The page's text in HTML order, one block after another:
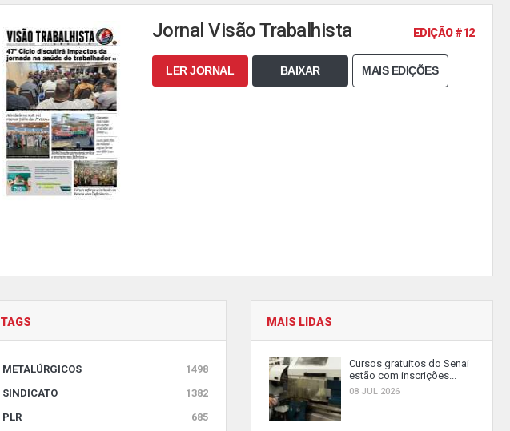
Jornal Visão Trabalhista EDIÇÃO #12
LER JORNAL BAIXAR MAIS EDIÇÕES
TAGS
METALÚRGICOS
1498
SINDICATO
1382
PLR
685
MAIS LIDAS
Cursos gratuitos do Senai
estão com inscrições...
08 JUL 2026